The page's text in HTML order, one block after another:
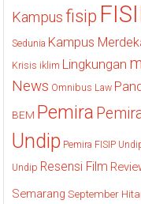
Kampus fisip
Sedunia Kampus
Krisis iklim Lingkungan
News Omnibus Law
BEM Pemira
Undip Pemira FISIP
Undip Resensi Film
Semarang September